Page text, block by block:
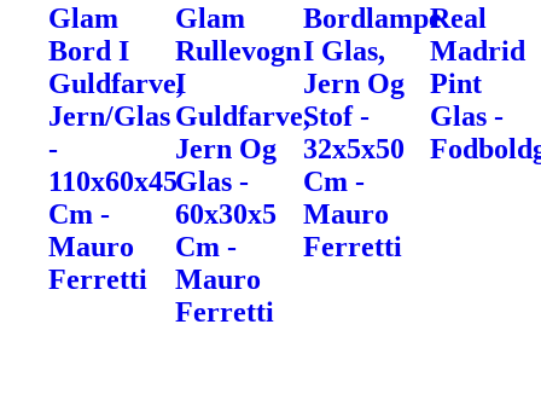
Glam
Bord I
Guldfarve,
Jern/Glas
-
110x60x45
Cm -
Mauro
Ferretti
Glam
Rullevogn
I
Guldfarve,
Jern Og
Glas -
60x30x5
Cm -
Mauro
Ferretti
Bordlampe
I Glas,
Jern Og
Stof -
32x5x50
Cm -
Mauro
Ferretti
Real
Madrid
Pint
Glas -